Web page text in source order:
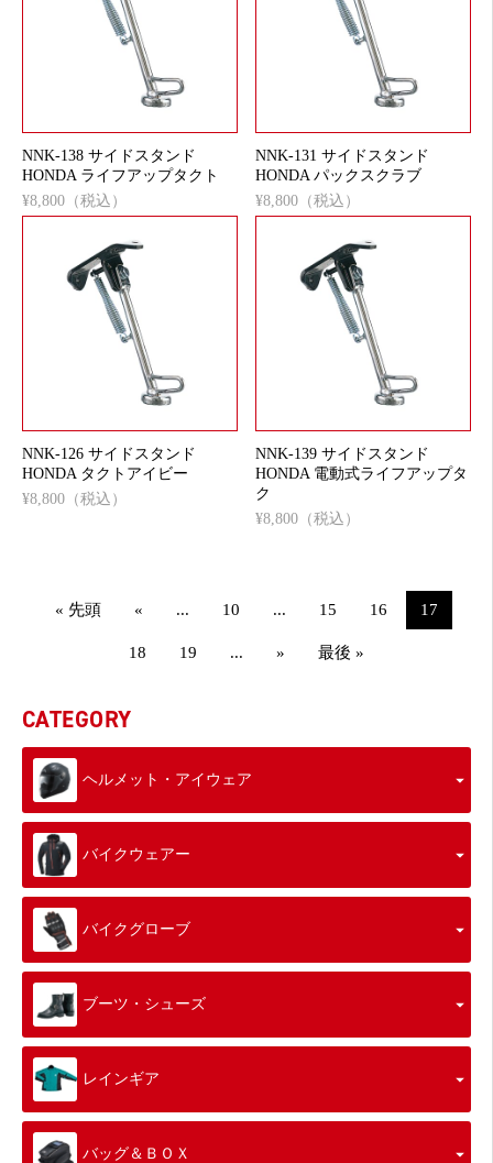
NNK-138 サイドスタンド
HONDA ライフアップタクト
¥8,800（税込）
NNK-131 サイドスタンド
HONDA パックスクラブ
¥8,800（税込）
NNK-126 サイドスタンド
HONDA タクトアイビー
¥8,800（税込）
NNK-139 サイドスタンド
HONDA 電動式ライフアップタ
ク
¥8,800（税込）
« 先頭 « ... 10 ... 15 16 17
18 19 ... » 最後 »
CATEGORY
ヘルメット・アイウェア
バイクウェアー
バイクグローブ
ブーツ・シューズ
レインギア
バッグ＆ＢＯＸ